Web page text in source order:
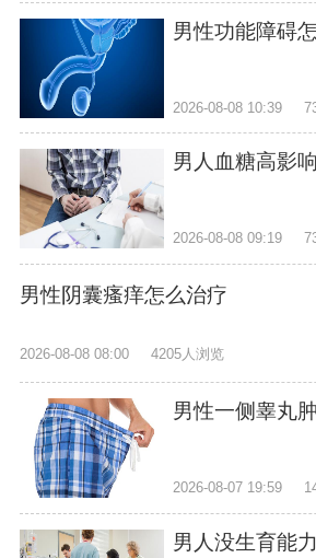
男性功能障碍
2026-08-08 10:39
男人血糖高影
2026-08-08 09:19
男性阴囊瘙痒怎么治疗
2026-08-08 08:00 4205人浏览
男性一侧睾丸
2026-08-07 19:59
男人没生育能